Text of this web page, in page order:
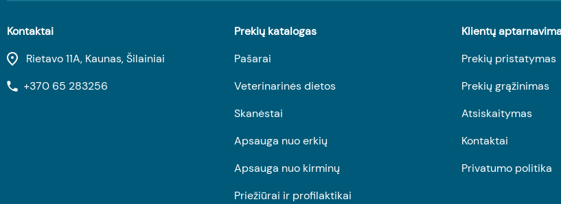
Kontaktai
Rietavo 11A, Kaunas, Šilainiai
+370 65 283256
Prekių katalogas
Pašarai
Veterinarinės dietos
Skanėstai
Apsauga nuo erkių
Apsauga nuo kirminų
Priežiūrai ir profilaktikai
Klientų
Prekių pristatymas
Prekių grąžinimas
Atsiskaitymas
Kontaktai
Privatumo politika